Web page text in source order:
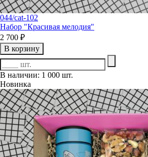
044/cat-102
Набор "Красивая мелодия"
2 700 ₽
В корзину
В наличии: 1 000 шт.
Новинка